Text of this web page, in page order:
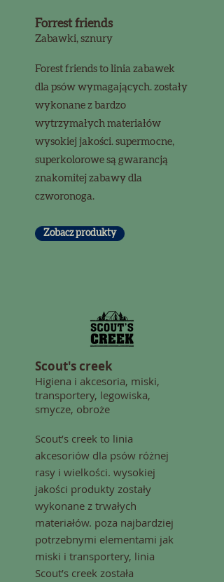
Forrest friends
Zabawki, sznury
Forest friends to linia zabawek
dla psów wymagających. zostały
wykonane z bardzo
wytrzymałych materiałów
wysokiej jakości. supermocne,
superkolorowe są gwarancją
znakomitej zabawy dla
czworonoga.
Zobacz produkty
Scout's creek
Higiena i akcesoria, miski,
transportery, legowiska,
smycze, obroże
Scout’s creek to linia
akcesoriów dla psów różnej
rasy i wielkości. wysokiej
jakości produkty zostały
wykonane z trwałych
materiałów. poza najbardziej
potrzebnymi elementami jak
miski i transportery, linia
Scout’s creek została